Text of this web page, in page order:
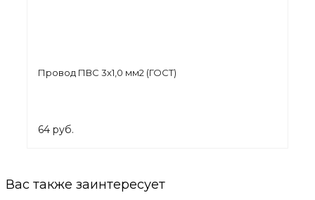
Провод ПВС 3х1,0 мм2 (ГОСТ)
64 руб.
Вас также заинтересует